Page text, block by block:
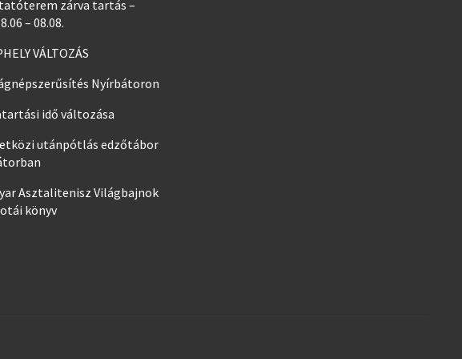
zárva tartás –
– 08.08.
VÁLTOZÁS
Nyírbátoron
idő változása
utánpótlás edzőtábor
Asztalitenisz Világbajnok
könyv